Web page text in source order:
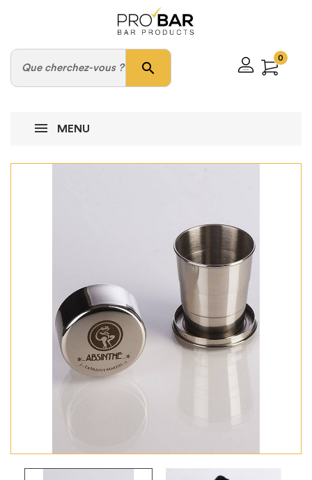
search
0
MENU